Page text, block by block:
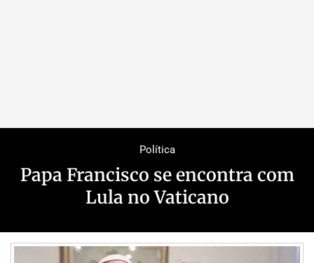
Política
Papa Francisco se encontra com
Lula no Vaticano